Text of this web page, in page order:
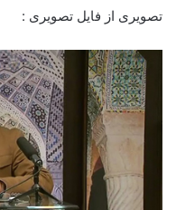
تصویری از فایل تصویری :